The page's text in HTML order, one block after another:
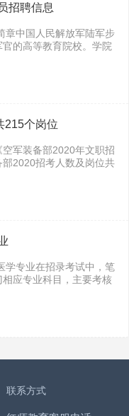
招聘信息
章中国人民解放军陆军步
的高等教育院校。学院
215个岗位
军装备部2020年文职招
2020招考人数及岗位共
学专业在招录考试中，笔
应专业科目，主要考核
联系方式